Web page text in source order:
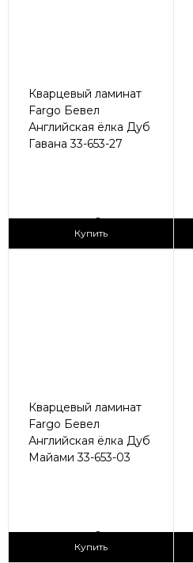
Кварцевый ламинат
Fargo Бевел
Английская ёлка Дуб
Гавана 33-653-27
2
Купить
Кварцевый ламинат
Fargo Бевел
Английская ёлка Дуб
Майами 33-653-03
2
Купить